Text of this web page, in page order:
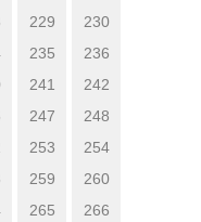
229
230
235
236
241
242
247
248
253
254
259
260
265
266